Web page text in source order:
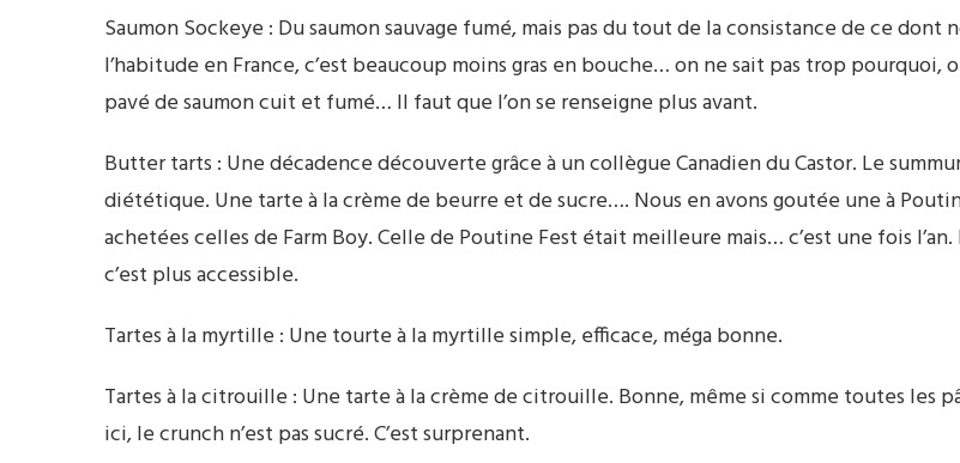
Saumon Sockeye : Du saumon sauvage fumé, mais pas du tout de la consistance de ce dont
l’habitude en France, c’est beaucoup moins gras en bouche… on ne sait pas trop pourquoi,
pavé de saumon cuit et fumé… Il faut que l’on se renseigne plus avant.
Butter tarts : Une décadence découverte grâce à un collègue Canadien du Castor. Le
diététique. Une tarte à la crème de beurre et de sucre…. Nous en avons goutée une à
achetées celles de Farm Boy. Celle de Poutine Fest était meilleure mais… c’est une fois l’an.
c’est plus accessible.
Tartes à la myrtille : Une tourte à la myrtille simple, efficace, méga bonne.
Tartes à la citrouille : Une tarte à la crème de citrouille. Bonne, même si comme toutes les
ici, le crunch n’est pas sucré. C’est surprenant.